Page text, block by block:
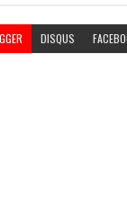
DISQUS